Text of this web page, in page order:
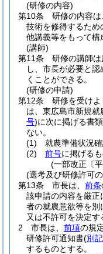
(研修の内容)
第10条
研修の内容
技術を修得するた
他講義等をもって構
(講師)
第11条
研修の講師は
し、市長が必要と
くことができる。
(研修の申請)
第12条
研修を受け
は、東広島市新規
号)に次に掲げる書
ない。
(1)
就農準備状況
(2)
前号に掲げる
(一部改正〔
(選考及び研修許可
第13条
市長は、 前条
該申請の内容を厳
者の就農意欲等を
又は不許可を決定す
2
市長は、 前項の規
研修許可通知書(別
するものとする。